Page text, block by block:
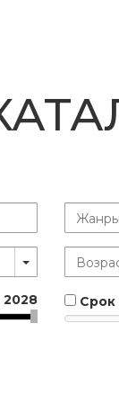
2028 Срок